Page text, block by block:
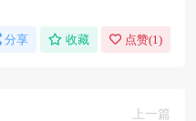
分享 收藏 点赞(1)
上一篇